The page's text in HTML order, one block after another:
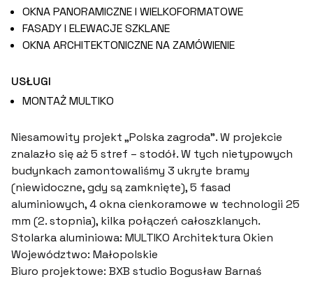
OKNA PANORAMICZNE I WIELKOFORMATOWE
FASADY I ELEWACJE SZKLANE
OKNA ARCHITEKTONICZNE NA ZAMÓWIENIE
Niesamowity projekt „Polska zagroda”. W projekcie
znalazło się aż 5 stref – stodół. W tych nietypowych
budynkach zamontowaliśmy 3 ukryte bramy
(niewidoczne, gdy są zamknięte), 5 fasad
aluminiowych, 4 okna cienkoramowe w technologii 25
mm (2. stopnia), kilka połączeń całoszklanych.
Stolarka aluminiowa: MULTIKO Architektura Okien
Województwo: Małopolskie
Biuro projektowe: BXB studio Bogusław Barnaś
USŁUGI
MONTAŻ MULTIKO